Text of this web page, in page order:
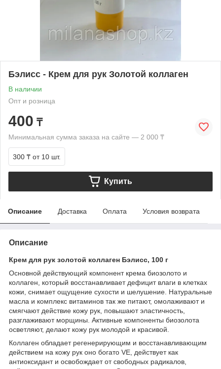
Бэлисс - Крем для рук Золотой коллаген
В наличии
Опт и розница
400 ₸
Минимальная сумма заказа на сайте — 2 000 ₸
300 ₸ от 10 шт.
Купить
Описание Доставка Оплата Условия возврата
Описание
Крем для рук золотой коллаген Бэлисс, 100 г
Основной действующий компонент крема биозолото и
коллаген, который восстанавливает дефицит влаги в клетках
кожи, снимает ощущение сухости и шелушение. Натуральные
масла и комплекс витаминов так же питают, омолаживают и
смягчают действие кожу рук, повышают эластичность,
разглаживают морщины. Активные компоненты биозолота
осветляют, делают кожу рук молодой и красивой.
Коллаген обладает регенерирующим и восстанавливающим
действием на кожу рук оно богато VE, действует как
антиоксидант и освобождает от свободных радикалов,